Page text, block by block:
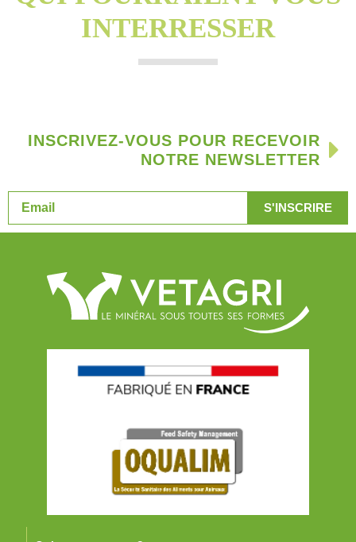
INTERRESSER
INSCRIVEZ-VOUS POUR RECEVOIR
NOTRE NEWSLETTER